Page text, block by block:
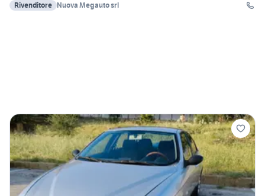
Rivenditore Nuova Megauto srl